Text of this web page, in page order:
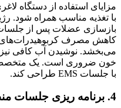
با تغذیه مناسب همراه شود.
کاهش مصرف
می‌بخشد. نوشیدن آب کافی نیز
خون ضروری است. یک متخصص
با جلسات EMS طراحی کند.
4. برنامه ‌ریزی جلسات منظم و متعادل